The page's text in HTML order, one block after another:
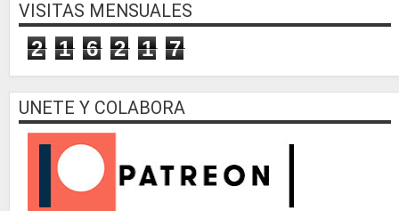
VISITAS MENSUALES
2 1 6 2 1 7
UNETE Y COLABORA